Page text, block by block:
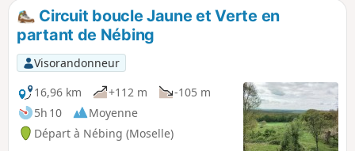
Circuit boucle Jaune et Verte en
partant de Nébing
Visorandonneur
16,96 km
+112 m
-105 m
5h 10
Moyenne
Départ à Nébing (Moselle)